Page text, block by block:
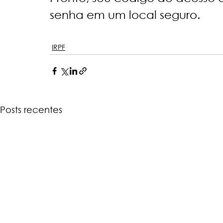
senha em um local seguro.
IRPF
Posts recentes